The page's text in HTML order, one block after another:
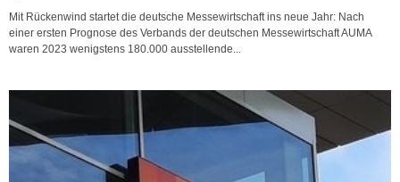
Mit Rückenwind startet die deutsche Messewirtschaft ins neue Jahr: Nach
einer ersten Prognose des Verbands der deutschen Messewirtschaft AUMA
waren 2023 wenigstens 180.000 ausstellende...